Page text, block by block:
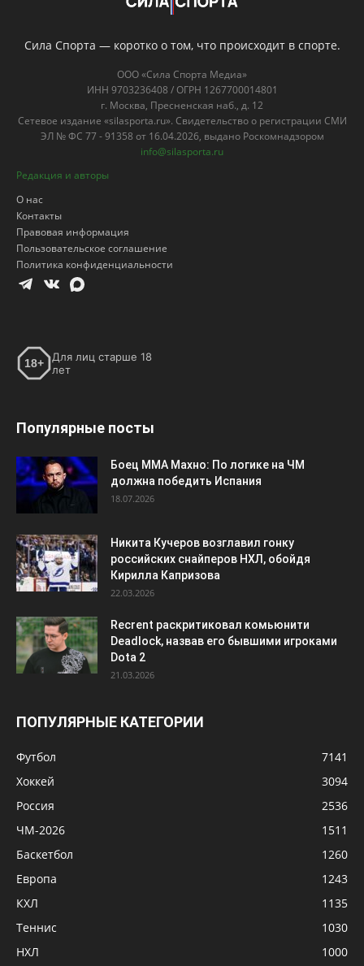
Сила Спорта — коротко о том, что происходит в спорте.
ООО «Сила Спорта Медиа»
ИНН 9703236408 / ОГРН 1267700014801
г. Москва, Пресненская наб., д. 12
Сетевое издание «silasporta.ru». Свидетельство о регистрации СМИ
ЭЛ № ФС 77 - 91358 от 16.04.2026, выдано Роскомнадзором
info@silasporta.ru
Редакция и авторы
О нас
Контакты
Правовая информация
Пользовательское соглашение
Политика конфиденциальности
18+
Для лиц старше 18
лет
Популярные посты
Боец ММА Махно: По логике на ЧМ
должна победить Испания
18.07.2026
Никита Кучеров возглавил гонку
российских снайперов НХЛ, обойдя
Кирилла Капризова
22.03.2026
Recrent раскритиковал комьюнити
Deadlock, назвав его бывшими игроками
Dota 2
21.03.2026
ПОПУЛЯРНЫЕ КАТЕГОРИИ
Футбол
7141
Хоккей
3094
Россия
2536
ЧМ-2026
1511
Баскетбол
1260
Европа
1243
КХЛ
1135
Теннис
1030
НХЛ
1000